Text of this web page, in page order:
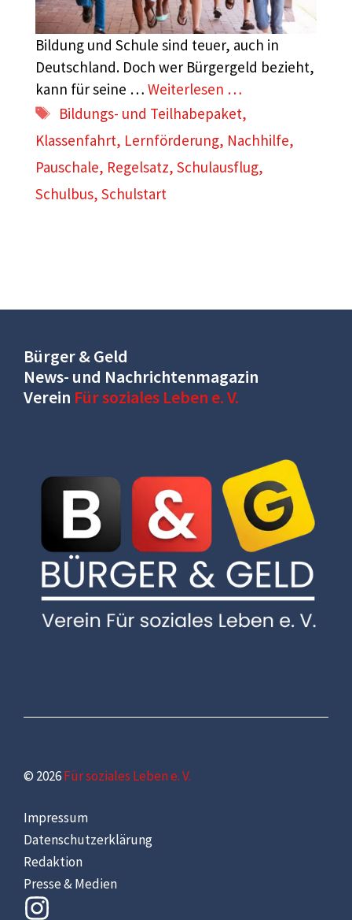
Bildung und Schule sind teuer, auch in
Deutschland. Doch wer Bürgergeld bezieht,
kann für seine … Weiterlesen …
Schlagwörter
Bildungs- und Teilhabepaket,
Klassenfahrt, Lernförderung, Nachhilfe,
Pauschale, Regelsatz, Schulausflug,
Schulbus, Schulstart
Bürger & Geld
News- und Nachrichtenmagazin
Verein Für soziales Leben e. V.
© 2026Für soziales Leben e. V.
Impressum
Datenschutzerklärung
Redaktion
Presse & Medien